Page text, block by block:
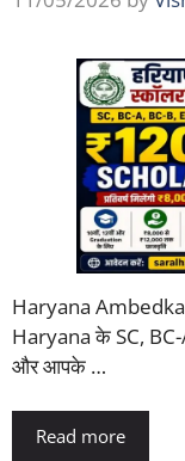
Haryana
Haryana के SC,
और आपके …
Read more